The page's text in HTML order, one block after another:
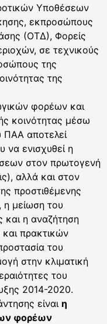
Υποθέσεων
εκπροσώπους
(ΟΤΔ), Φορείς
σε τεχνικούς
της
της
φορέων και
κοινότητας μέσω
ΠΑΑ αποτελεί
να ενισχυθεί η
στον πρωτογενή
αλλά και στον
προστιθέμενης
η μείωση του
η αναζήτηση
πρακτικών
του
στην κλιματική
του
2014-2020.
είναι η
φορέων